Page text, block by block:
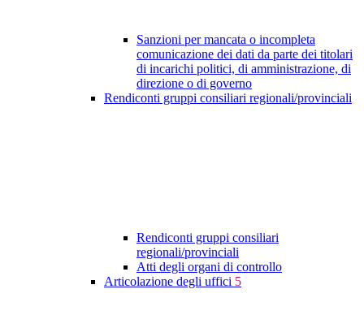
Sanzioni per mancata o incompleta
comunicazione dei dati da parte dei titolari
di incarichi politici, di amministrazione, di
direzione o di governo
Rendiconti gruppi consiliari regionali/provinciali
Rendiconti gruppi consiliari
regionali/provinciali
Atti degli organi di controllo
Articolazione degli uffici 5